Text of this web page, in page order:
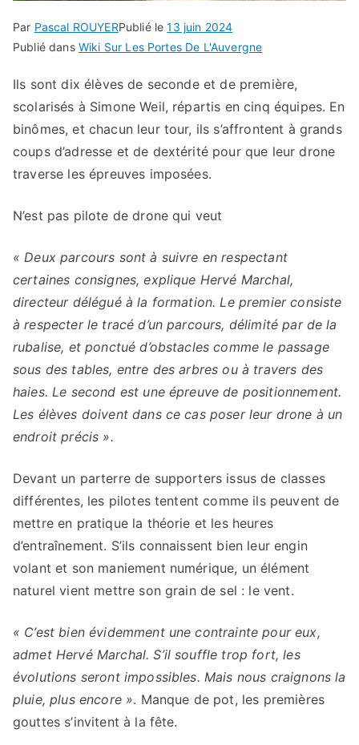
Par Pascal ROUYERPublié le13 juin 2024
Publié dans Wiki Sur Les Portes De L'Auvergne
Ils sont dix élèves de seconde et de première,
scolarisés à Simone Weil, répartis en cinq équipes. En
binômes, et chacun leur tour, ils s’affrontent à grands
coups d’adresse et de dextérité pour que leur drone
traverse les épreuves imposées.
N’est pas pilote de drone qui veut
« Deux parcours sont à suivre en respectant
certaines consignes, explique Hervé Marchal,
directeur délégué à la formation. Le premier consiste
à respecter le tracé d’un parcours, délimité par de la
rubalise, et ponctué d’obstacles comme le passage
sous des tables, entre des arbres ou à travers des
haies. Le second est une épreuve de positionnement.
Les élèves doivent dans ce cas poser leur drone à un
endroit précis ».
Devant un parterre de supporters issus de classes
différentes, les pilotes tentent comme ils peuvent de
mettre en pratique la théorie et les heures
d’entraînement. S’ils connaissent bien leur engin
volant et son maniement numérique, un élément
naturel vient mettre son grain de sel : le vent.
« C’est bien évidemment une contrainte pour eux,
admet Hervé Marchal. S’il souffle trop fort, les
évolutions seront impossibles. Mais nous craignons la
pluie, plus encore ». Manque de pot, les premières
gouttes s’invitent à la fête.